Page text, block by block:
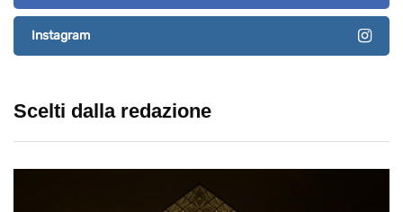
Instagram
Scelti dalla redazione